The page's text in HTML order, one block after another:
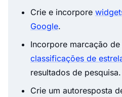
Crie e incorpore
Google.
Incorpore marcação
classificações de
resultados de pesquisa.
Crie um autoresposta